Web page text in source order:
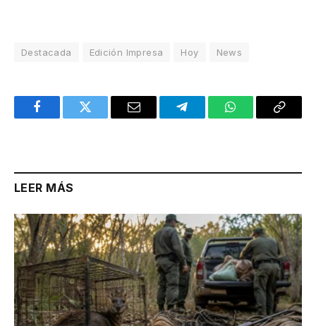
Destacada Edición Impresa Hoy News
FacebookTwitter Email TelegramWhatsAppCopy
LEER MÁS